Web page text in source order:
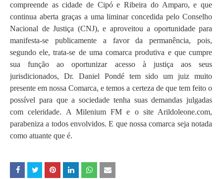
compreende as cidade de Cipó e Ribeira do Amparo, e que
continua aberta graças a uma liminar concedida pelo Conselho
Nacional de Justiça (CNJ), e aproveitou a oportunidade para
manifesta-se publicamente a favor da permanência, pois,
segundo ele, trata-se de uma comarca produtiva e que cumpre
sua função ao oportunizar acesso à justiça aos seus
jurisdicionados, Dr. Daniel Pondé tem sido um juiz muito
presente em nossa Comarca, e temos a certeza de que tem feito o
possível para que a sociedade tenha suas demandas julgadas
com celeridade. A Milenium FM e o site Arildoleone.com,
parabeniza a todos envolvidos. E que nossa comarca seja notada
como atuante que é.